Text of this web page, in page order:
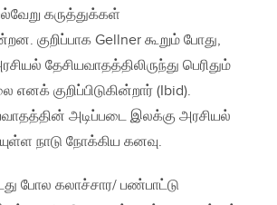
கருத்துக்கள்
குறிப்பாக Gellner கூறும் போது,
தேசியவாதத்திலிருந்து பெரிதும்
குறிப்பிடுகின்றார் (Ibid).
அடிப்படை இலக்கு அரசியல்
நாடு நோக்கிய கனவு.
போல கலாச்சார/ பண்பாட்டு